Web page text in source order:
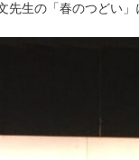
生の「春のつどい」